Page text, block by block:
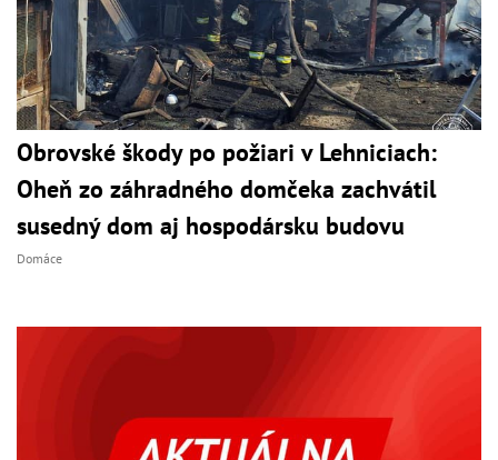
Obrovské škody po požiari v Lehniciach:
Oheň zo záhradného domčeka zachvátil
susedný dom aj hospodársku budovu
Domáce